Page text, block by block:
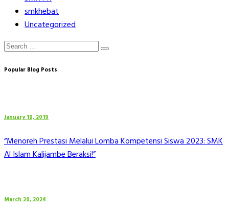
smkhebat
Uncategorized
Popular Blog Posts
January 10, 2019
“Menoreh Prestasi Melalui Lomba Kompetensi Siswa 2023: SMK
Al Islam Kalijambe Beraksi!”
March 20, 2024